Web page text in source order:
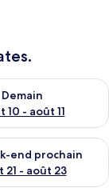
10
Demain
10 - août 11
pour
14 - août 16
end prochain
21 - août 23
pour